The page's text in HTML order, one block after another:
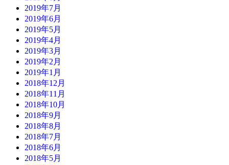
2019年7月
2019年6月
2019年5月
2019年4月
2019年3月
2019年2月
2019年1月
2018年12月
2018年11月
2018年10月
2018年9月
2018年8月
2018年7月
2018年6月
2018年5月